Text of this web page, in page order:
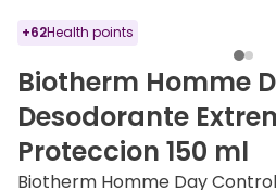
+62Health points
Biotherm Homme
Desodorante
Proteccion 150 ml
Biotherm Homme Day